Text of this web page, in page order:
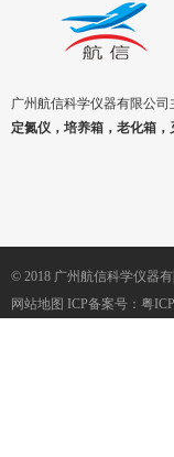
广州航信科学仪器有限公司
定氮仪，培养箱，老化箱
© 2018 广州航信科学仪器
网站地图 ICP备案号： 粤